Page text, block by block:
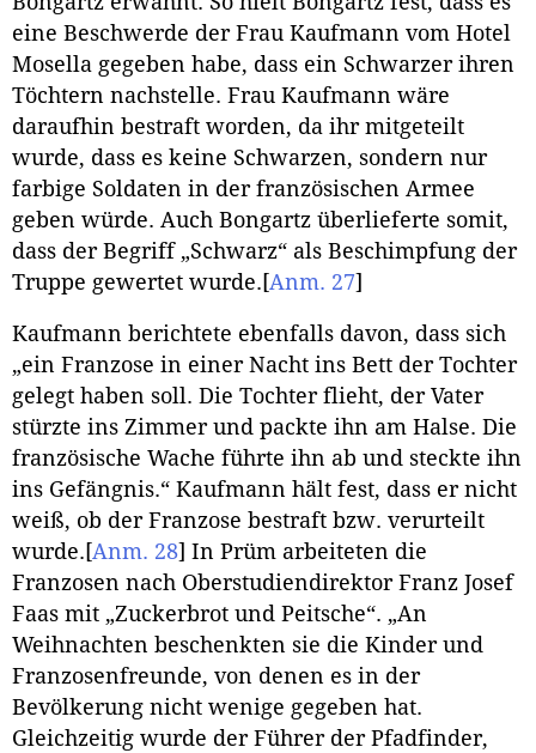
eine Beschwerde der Frau Kaufmann vom Hotel
Mosella gegeben habe, dass ein Schwarzer ihren
Töchtern nachstelle. Frau Kaufmann wäre
daraufhin bestraft worden, da ihr mitgeteilt
wurde, dass es keine Schwarzen, sondern nur
farbige Soldaten in der französischen Armee
geben würde. Auch Bongartz überlieferte somit,
dass der Begriff „Schwarz“ als Beschimpfung der
Truppe gewertet wurde. [Anm. 27]
Kaufmann berichtete ebenfalls davon, dass sich
„ein Franzose in einer Nacht ins Bett der Tochter
gelegt haben soll. Die Tochter flieht, der Vater
stürzte ins Zimmer und packte ihn am Halse. Die
französische Wache führte ihn ab und steckte ihn
ins Gefängnis.“ Kaufmann hält fest, dass er nicht
weiß, ob der Franzose bestraft bzw. verurteilt
wurde. [Anm. 28] In Prüm arbeiteten die
Franzosen nach Oberstudiendirektor Franz Josef
Faas mit „Zuckerbrot und Peitsche“. „An
Weihnachten beschenkten sie die Kinder und
Franzosenfreunde, von denen es in der
Bevölkerung nicht wenige gegeben hat.
Gleichzeitig wurde der Führer der Pfadfinder,